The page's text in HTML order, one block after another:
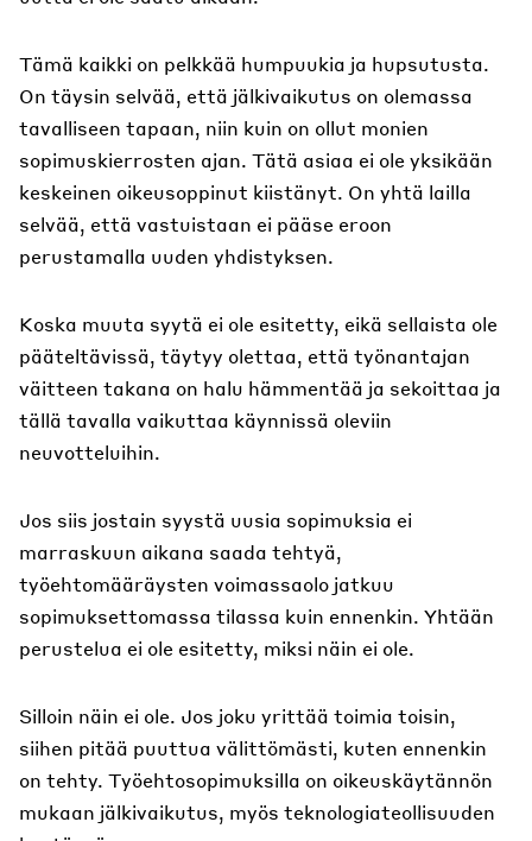
Tämä kaikki on pelkkää humpuukia ja hupsutusta.
On täysin selvää, että jälkivaikutus on olemassa
tavalliseen tapaan, niin kuin on ollut monien
sopimuskierrosten ajan. Tätä asiaa ei ole yksikään
keskeinen oikeusoppinut kiistänyt. On yhtä lailla
selvää, että vastuistaan ei pääse eroon
perustamalla uuden yhdistyksen.
Koska muuta syytä ei ole esitetty, eikä sellaista ole
pääteltävissä, täytyy olettaa, että työnantajan
väitteen takana on halu hämmentää ja sekoittaa ja
tällä tavalla vaikuttaa käynnissä oleviin
neuvotteluihin.
Jos siis jostain syystä uusia sopimuksia ei
marraskuun aikana saada tehtyä,
työehtomääräysten voimassaolo jatkuu
sopimuksettomassa tilassa kuin ennenkin. Yhtään
perustelua ei ole esitetty, miksi näin ei ole.
Silloin näin ei ole. Jos joku yrittää toimia toisin,
siihen pitää puuttua välittömästi, kuten ennenkin
on tehty. Työehtosopimuksilla on oikeuskäytännön
mukaan jälkivaikutus, myös teknologiateollisuuden